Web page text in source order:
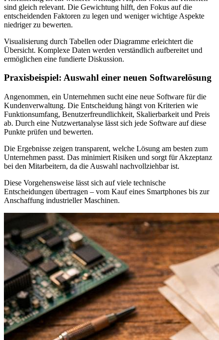
sind gleich relevant. Die Gewichtung hilft, den Fokus auf die
entscheidenden Faktoren zu legen und weniger wichtige Aspekte
niedriger zu bewerten.
Visualisierung durch Tabellen oder Diagramme erleichtert die
Übersicht. Komplexe Daten werden verständlich aufbereitet und
ermöglichen eine fundierte Diskussion.
Praxisbeispiel: Auswahl einer neuen Softwarelösung
Angenommen, ein Unternehmen sucht eine neue Software für die
Kundenverwaltung. Die Entscheidung hängt von Kriterien wie
Funktionsumfang, Benutzerfreundlichkeit, Skalierbarkeit und Preis
ab. Durch eine Nutzwertanalyse lässt sich jede Software auf diese
Punkte prüfen und bewerten.
Die Ergebnisse zeigen transparent, welche Lösung am besten zum
Unternehmen passt. Das minimiert Risiken und sorgt für Akzeptanz
bei den Mitarbeitern, da die Auswahl nachvollziehbar ist.
Diese Vorgehensweise lässt sich auf viele technische
Entscheidungen übertragen – vom Kauf eines Smartphones bis zur
Anschaffung industrieller Maschinen.